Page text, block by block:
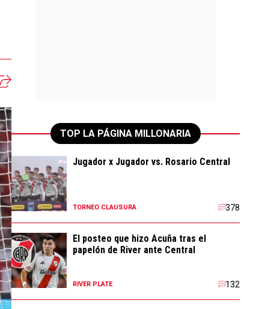
TOP LA PÁGINA MILLONARIA
Jugador x Jugador vs. Rosario Central
TORNEO CLAUSURA 378
El posteo que hizo Acuña tras el
papelón de River ante Central
RIVER PLATE 132